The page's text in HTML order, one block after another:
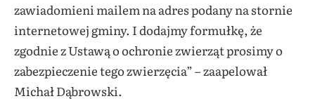
zawiadomieni mailem na adres podany na stornie
internetowej gminy. I dodajmy formułkę, że
zgodnie z Ustawą o ochronie zwierząt prosimy o
zabezpieczenie tego zwierzęcia” – zaapelował
Michał Dąbrowski.